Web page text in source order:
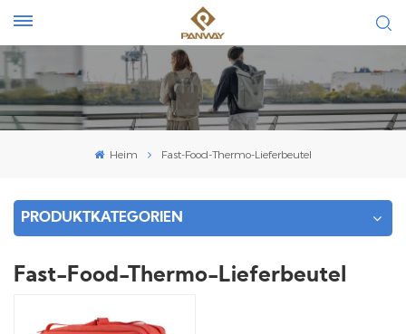
Heim Fast-Food-Thermo-Lieferbeutel
PRODUKTKATEGORIEN
Fast-Food-Thermo-Lieferbeutel